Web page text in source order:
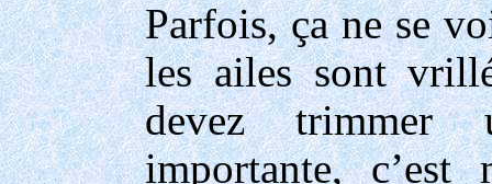
Parfois, ça ne se
les ailes sont
devez trimmer
importante, c’est